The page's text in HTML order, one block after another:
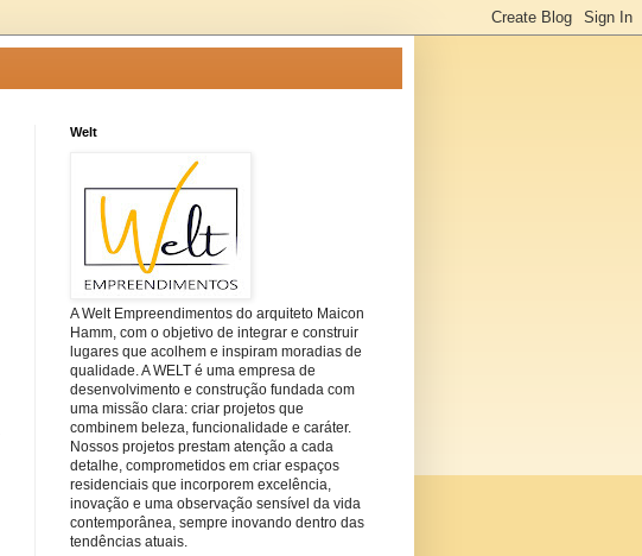
Welt
A Welt Empreendimentos do arquiteto Maicon
Hamm, com o objetivo de integrar e construir
lugares que acolhem e inspiram moradias de
qualidade. A WELT é uma empresa de
desenvolvimento e construção fundada com
uma missão clara: criar projetos que
combinem beleza, funcionalidade e caráter.
Nossos projetos prestam atenção a cada
detalhe, comprometidos em criar espaços
residenciais que incorporem excelência,
inovação e uma observação sensível da vida
contemporânea, sempre inovando dentro das
tendências atuais.